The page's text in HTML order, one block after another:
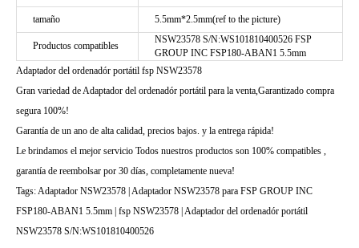
tamaño 5.5mm*2.5mm(ref to the picture)
Productos compatibles
NSW23578 S/N:WS101810400526 FSP
GROUP INC FSP180-ABAN1 5.5mm
Adaptador del ordenadór portátil fsp NSW23578
Gran variedad de Adaptador del ordenadór portátil para la venta,Garantizado compra
segura 100%!
Garantía de un ano de alta calidad, precios bajos. y la entrega rápida!
Le brindamos el mejor servicio Todos nuestros productos son 100% compatibles ,
garantía de reembolsar por 30 días, completamente nueva!
Tags: Adaptador NSW23578 | Adaptador NSW23578 para FSP GROUP INC
FSP180-ABAN1 5.5mm | fsp NSW23578 | Adaptador del ordenadór portátil
NSW23578 S/N:WS101810400526